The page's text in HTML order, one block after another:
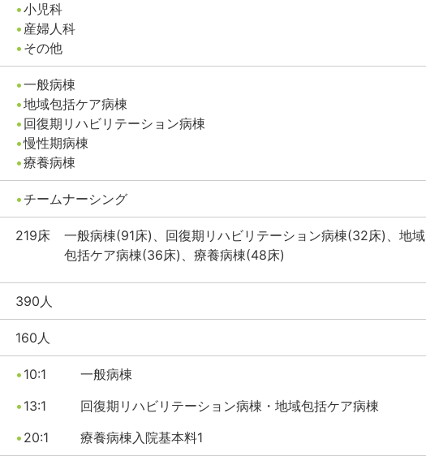
小児科
産婦人科
その他
一般病棟
地域包括ケア病棟
回復期リハビリテーション病棟
慢性期病棟
療養病棟
チームナーシング
219床
一般病棟(91床)、回復期リハビリテーション病棟(32床)、地域
包括ケア病棟(36床)、療養病棟(48床)
390人
160人
10:1
一般病棟
13:1
回復期リハビリテーション病棟・地域包括ケア病棟
20:1
療養病棟入院基本料1